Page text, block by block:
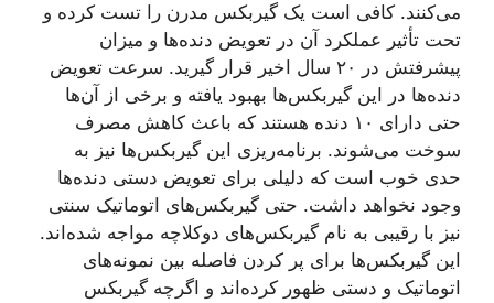
می‌کنند. کافی است یک گیربکس مدرن را تست کرده و
تحت تأثیر عملکرد آن در تعویض دنده‌ها و میزان
پیشرفتش در ۲۰ سال اخیر قرار گیرید. سرعت تعویض
دنده‌ها در این گیربکس‌ها بهبود یافته و برخی از آن‌ها
حتی دارای ۱۰ دنده هستند که باعث کاهش مصرف
سوخت می‌شوند. برنامه‌ریزی این گیربکس‌ها نیز به
حدی خوب است که دلیلی برای تعویض دستی دنده‌ها
وجود نخواهد داشت. حتی گیربکس‌های اتوماتیک سنتی
نیز با رقیبی به نام گیربکس‌های دوکلاچه مواجه شده‌اند.
این گیربکس‌ها برای پر کردن فاصله بین نمونه‌های
اتوماتیک و دستی ظهور کرده‌اند و اگرچه گیربکس